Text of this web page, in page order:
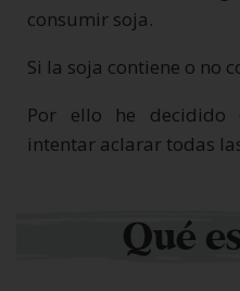
consumir soja.
Si la soja contiene o no
Por ello he decidido
intentar aclarar todas
Qué